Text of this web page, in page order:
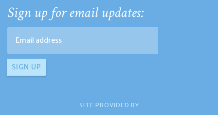
Sign up for email updates:
SITE PROVIDED BY